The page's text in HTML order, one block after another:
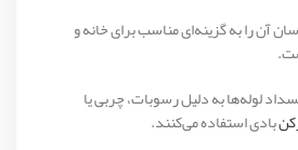
آن را به گزینه‌ای مناسب برای خانه و
لوله‌ها به دلیل رسوبات، چربی یا
بادی استفاده می‌کنند.